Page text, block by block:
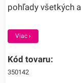
pohľady všetkých
Viac ›
Kód tovaru:
350142